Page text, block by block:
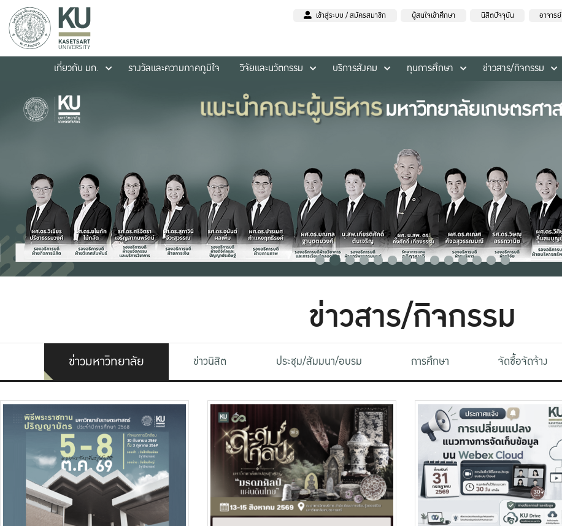
เข้าสู่ระบบ / สมัครสมาชิก ผู้สนใจเข้าศึกษา นิสิตปัจจุบัน อาจารย์
เกี่ยวกับ มก.
รางวัลและความภาคภูมิใจ วิจัยและนวัตกรรม บริการสังคม ทุนการศึกษา ข่าวสาร/กิจกรรม
ข่าวสาร/กิจกรรม
ข่าวมหาวิทยาลัย ข่าวนิสิต ประชุม/สัมมนา/อบรม การศึกษา จัดซื้อจัดจ้าง